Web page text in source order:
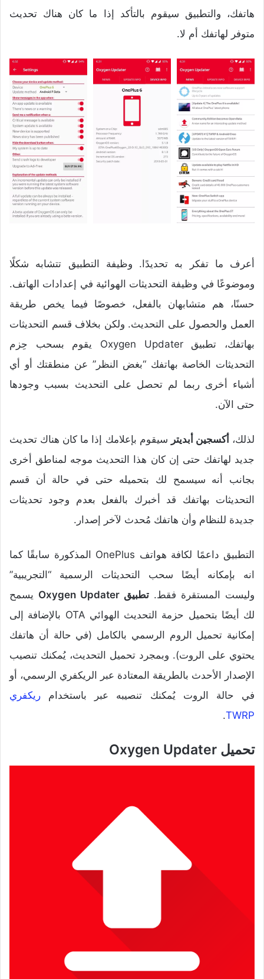
هاتفك، والتطبيق سيقوم بالتأكد إذا ما كان هناك تحديث
متوفر لهاتفك أم لا.
أعرف ما تفكر به تحديدًا. وظيفة التطبيق تتشابه شكلًا
وموضوعًا في وظيفة التحديثات الهوائية في إعدادات الهاتف.
حسنًا، هم متشابهان بالفعل، خصوصًا فيما يخص طريقة
العمل والحصول على التحديث. ولكن بخلاف قسم التحديثات
بهاتفك، تطبيق Oxygen Updater يقوم بسحب حِزم
التحديثات الخاصة بهاتفك “بغض النظر” عن منطقتك أو أي
أشياء أخرى ربما لم تحصل على التحديث بسبب وجودها
حتى الآن.
لذلك،أكسجين أبديتر سيقوم بإعلامك إذا ما كان هناك تحديث
جديد لهاتفك حتى إن كان هذا التحديث موجه لمناطق أخرى
بجانب أنه سيسمح لك بتحميله حتى في حالة أن قسم
التحديثات بهاتفك قد أخبرك بالفعل بعدم وجود تحديثات
جديدة للنظام وأن هاتفك مُحدث لآخر إصدار.
التطبيق داعمًا لكافة هواتف OnePlus المذكورة سابقًا كما
انه بإمكانه أيضًا سحب التحديثات الرسمية “التجريبية”
وليست المستقرة فقط. تطبيق Oxygen Updater
يسمح
لك أيضًا بتحميل حزمة التحديث الهوائي OTA بالإضافة إلى
إمكانية تحميل الروم الرسمي بالكامل (في حالة أن هاتفك
يحتوي على الروت). وبمجرد تحميل التحديث، يُمكنك تنصيب
الإصدار الأحدث بالطريقة المعتادة عبر الريكفري الرسمي، أو
في حالة الروت يُمكنك تنصيبه عبر باستخدام ريكفري
TWRP
.
تحميل Oxygen Updater